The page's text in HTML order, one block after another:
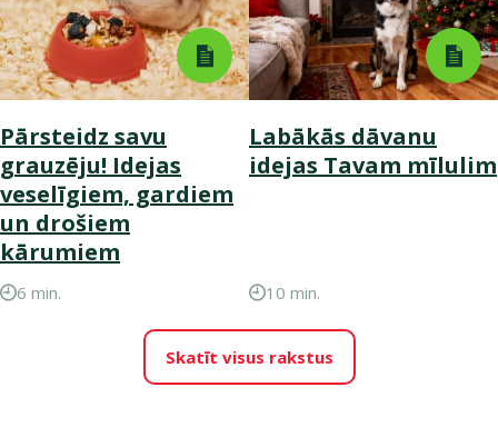
Pārsteidz savu
grauzēju! Idejas
veselīgiem, gardiem
un drošiem
kārumiem
6 min.
Labākās dāvanu
idejas Tavam mīlulim
10 min.
Skatīt visus rakstus